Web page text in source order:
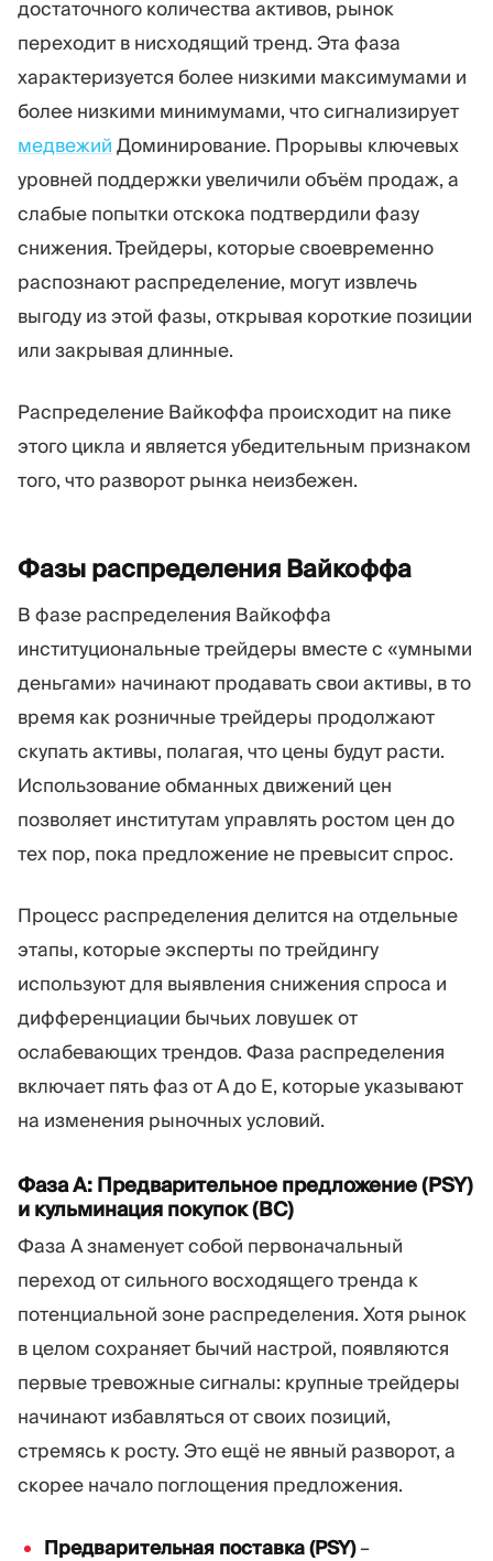
достаточного количества активов, рынок
переходит в нисходящий тренд. Эта фаза
характеризуется более низкими максимумами и
более низкими минимумами, что сигнализирует
медвежий Доминирование. Прорывы ключевых
уровней поддержки увеличили объём продаж, а
слабые попытки отскока подтвердили фазу
снижения. Трейдеры, которые своевременно
распознают распределение, могут извлечь
выгоду из этой фазы, открывая короткие позиции
или закрывая длинные.
Распределение Вайкоффа происходит на пике
этого цикла и является убедительным признаком
того, что разворот рынка неизбежен.
Фазы распределения Вайкоффа
В фазе распределения Вайкоффа
институциональные трейдеры вместе с «умными
деньгами» начинают продавать свои активы, в то
время как розничные трейдеры продолжают
скупать активы, полагая, что цены будут расти.
Использование обманных движений цен
позволяет институтам управлять ростом цен до
тех пор, пока предложение не превысит спрос.
Процесс распределения делится на отдельные
этапы, которые эксперты по трейдингу
используют для выявления снижения спроса и
дифференциации бычьих ловушек от
ослабевающих трендов. Фаза распределения
включает пять фаз от A до E, которые указывают
на изменения рыночных условий.
Фаза A: Предварительное предложение (PSY)
и кульминация покупок (BC)
Фаза A знаменует собой первоначальный
переход от сильного восходящего тренда к
потенциальной зоне распределения. Хотя рынок
в целом сохраняет бычий настрой, появляются
первые тревожные сигналы: крупные трейдеры
начинают избавляться от своих позиций,
стремясь к росту. Это ещё не явный разворот, а
скорее начало поглощения предложения.
Предварительная поставка (PSY)–